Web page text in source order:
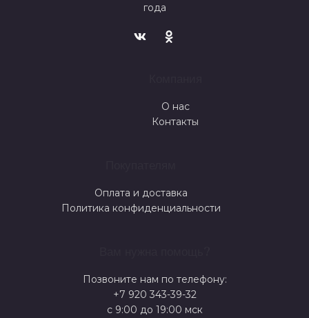
года
О нас
Контакты
Оплата и доставка
Политика конфиденциальности
Позвоните нам по телефону:
+7 920 343-39-32
с 9:00 до 19:00 мск